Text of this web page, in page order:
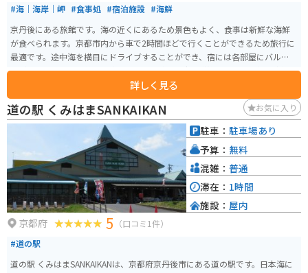
#海｜海岸｜岬 #食事処 #宿泊施設 #海鮮
京丹後にある旅館です。海の近くにあるため景色もよく、食事は新鮮な海鮮
が食べられます。京都市内から車で2時間ほどで行くことができるため旅行に
最適です。途中海を横目にドライブすることができ、宿には各部屋にバルコニ
ーがついているため絶景を楽しめます。 冬場は蟹を堪能することができ様々
な調理方法で提供されます。蟹の他にもお刺身やその時々の食材を使った料
理が楽しめます。
詳しく見る
道の駅 くみはまSANKAIKAN お気に入り
京都府 5 （口コミ1件）
#道の駅
道の駅 くみはまSANKAIKANは、京都府京丹後市にある道の駅です。日本海に
駐車： 駐車場あり
予算： 無料
混雑： 普通
滞在： 1時間
施設： 屋内